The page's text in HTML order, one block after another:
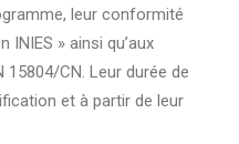
leur conformité
INIES » ainsi qu’aux
15804/CN. Leur durée de
et à partir de leur